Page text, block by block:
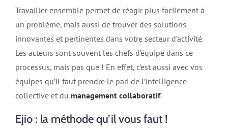
Travailler ensemble permet de réagir plus facilement à
un problème, mais aussi de trouver des solutions
innovantes et pertinentes dans votre secteur d’activité.
Les acteurs sont souvent les chefs d’équipe dans ce
processus, mais pas que ! En effet, c’est aussi avec vos
équipes qu’il faut prendre le pari de l’intelligence
collective et du management collaboratif.
Ejio : la méthode qu’il vous faut !